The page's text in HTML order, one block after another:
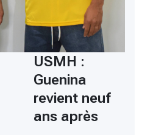
USMH :
Guenina
revient neuf
ans après